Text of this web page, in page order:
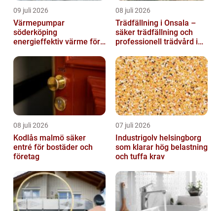
09 juli 2026
Värmepumpar
söderköping
energieffektiv värme för
08 juli 2026
Trädfällning i Onsala –
säker trädfällning och
professionell trädvård i
08 juli 2026
Kodlås malmö säker
entré för bostäder och
företag
07 juli 2026
Industrigolv helsingborg
som klarar hög belastning
och tuffa krav